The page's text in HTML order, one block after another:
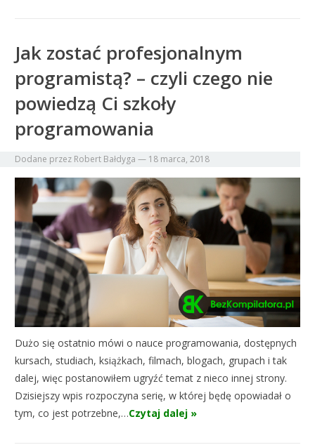
Jak zostać profesjonalnym
programistą? – czyli czego nie
powiedzą Ci szkoły
programowania
Dodane przez Robert Bałdyga — 18 marca, 2018
Dużo się ostatnio mówi o nauce programowania, dostępnych
kursach, studiach, książkach, filmach, blogach, grupach i tak
dalej, więc postanowiłem ugryźć temat z nieco innej strony.
Dzisiejszy wpis rozpoczyna serię, w której będę opowiadał o
tym, co jest potrzebne,…Czytaj dalej »